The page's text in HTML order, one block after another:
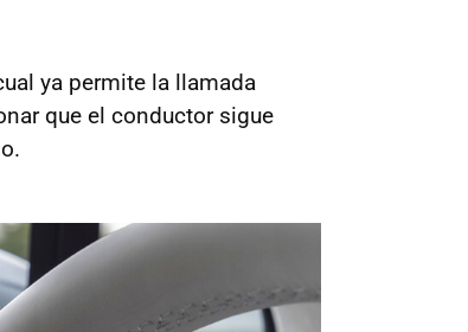
ya permite la llamada
que el conductor sigue